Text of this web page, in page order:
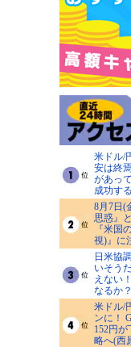
米ドル/
安は終
があっ
成功す
8月7日(
思惑』
『米国
視)』に
日米協
いそう
えない
なるか
米ドル/
ンに！
152円
略へ(西